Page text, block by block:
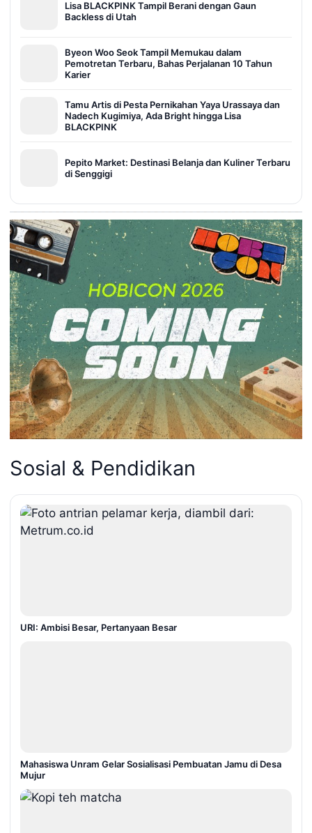
Lisa BLACKPINK Tampil Berani dengan Gaun
Backless di Utah
Byeon Woo Seok Tampil Memukau dalam
Pemotretan Terbaru, Bahas Perjalanan 10 Tahun
Karier
Tamu Artis di Pesta Pernikahan Yaya Urassaya dan
Nadech Kugimiya, Ada Bright hingga Lisa
BLACKPINK
Pepito Market: Destinasi Belanja dan Kuliner Terbaru
di Senggigi
Sosial & Pendidikan
URI: Ambisi Besar, Pertanyaan Besar
Mahasiswa Unram Gelar Sosialisasi Pembuatan Jamu di Desa
Mujur